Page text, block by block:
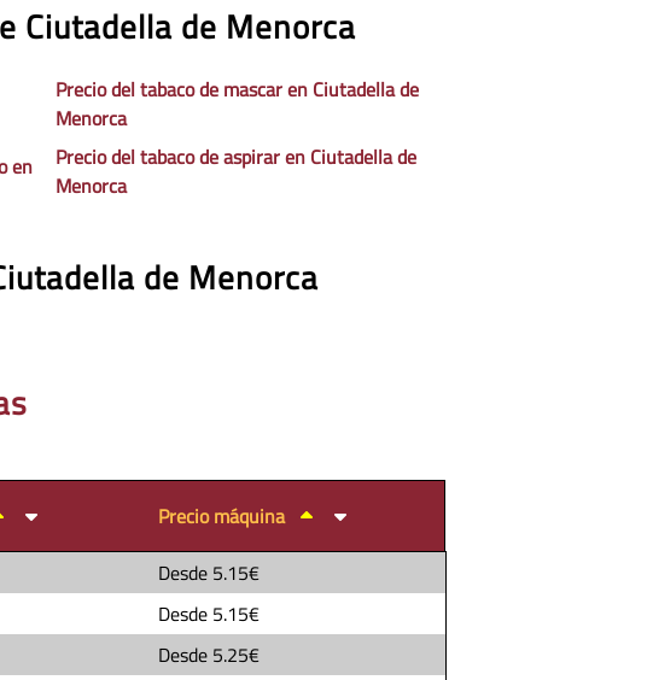
Ciutadella de Menorca
en
Precio del tabaco de mascar en Ciutadella de
Menorca
Precio del tabaco de aspirar en Ciutadella de
Menorca
de Menorca
Precio máquina
Desde 5.15€
Desde 5.15€
Desde 5.25€